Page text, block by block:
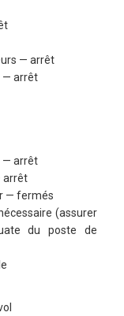
— arrêt
— arrêt
— arrêt
arrêt
— fermés
(assurer
du poste de